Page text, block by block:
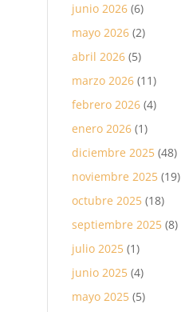
junio 2026 (6)
mayo 2026 (2)
abril 2026 (5)
marzo 2026 (11)
febrero 2026 (4)
enero 2026 (1)
diciembre 2025 (48)
noviembre 2025 (19)
octubre 2025 (18)
septiembre 2025 (8)
julio 2025 (1)
junio 2025 (4)
mayo 2025 (5)